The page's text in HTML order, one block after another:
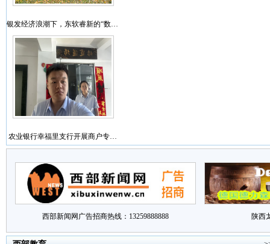
银发经济浪潮下，东软睿新的“数…
农业银行幸福里支行开展商户专…
西部新闻网广告招商热线：13259888888 陕西